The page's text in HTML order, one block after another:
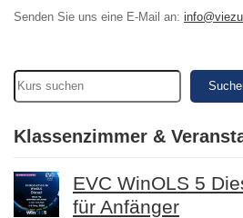
Senden Sie uns eine E-Mail an:
Klassenzimmer &
EVC WinOLS 5
für Anfänger